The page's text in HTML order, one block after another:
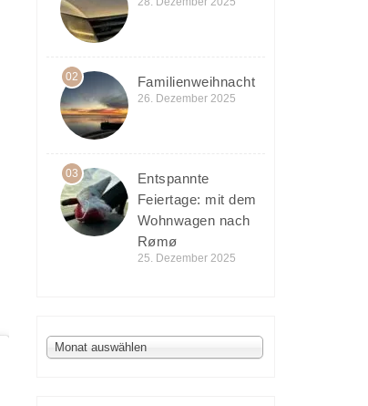
02 Familienweihnacht
26. Dezember 2025
03
Entspannte
Feiertage: mit dem
Wohnwagen nach
Rømø
25. Dezember 2025
Archiv
Monat auswählen